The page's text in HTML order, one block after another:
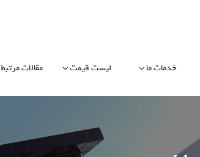
خدمات ما لیست قیمت مقالات مرتبط